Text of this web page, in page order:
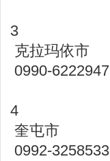
3
克拉玛依市
0990-6222947
4
奎屯市
0992-3258533